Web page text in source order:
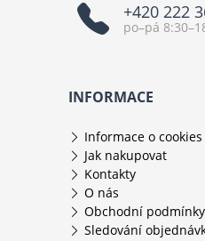
+420 222
po–pá
INFORMACE
Informace o cookies
Jak nakupovat
Kontakty
O nás
Obchodní podmínky
Sledování